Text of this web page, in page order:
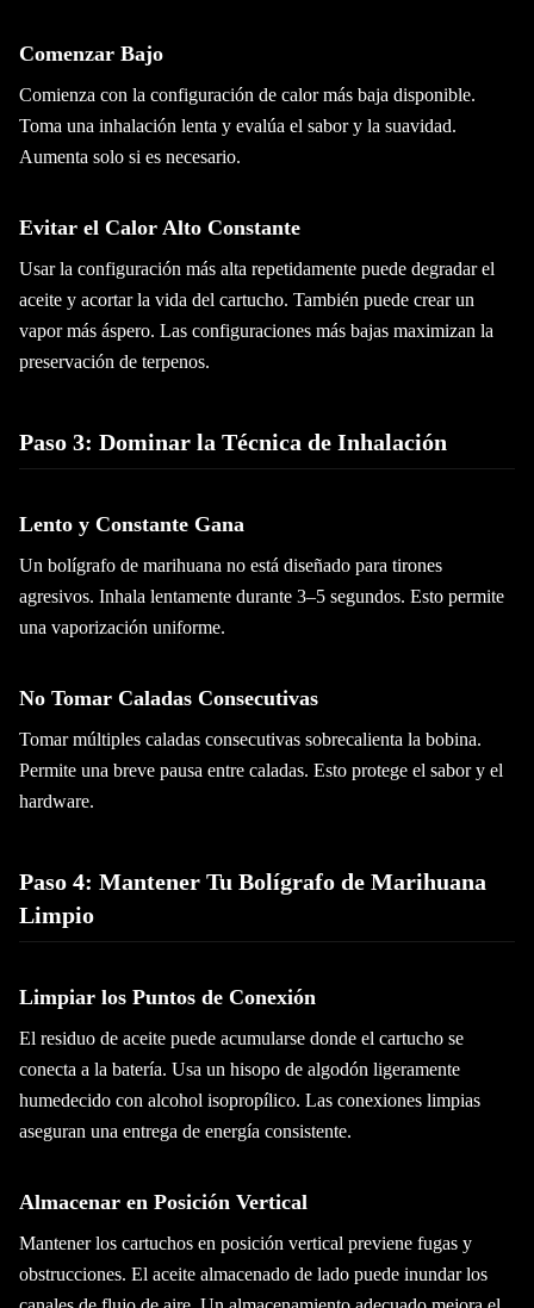
Comenzar Bajo
Comienza con la configuración de calor más baja disponible.
Toma una inhalación lenta y evalúa el sabor y la suavidad.
Aumenta solo si es necesario.
Evitar el Calor Alto Constante
Usar la configuración más alta repetidamente puede degradar el
aceite y acortar la vida del cartucho. También puede crear un
vapor más áspero. Las configuraciones más bajas maximizan la
preservación de terpenos.
Paso 3: Dominar la Técnica de Inhalación
Lento y Constante Gana
Un bolígrafo de marihuana no está diseñado para tirones
agresivos. Inhala lentamente durante 3–5 segundos. Esto permite
una vaporización uniforme.
No Tomar Caladas Consecutivas
Tomar múltiples caladas consecutivas sobrecalienta la bobina.
Permite una breve pausa entre caladas. Esto protege el sabor y el
hardware.
Paso 4: Mantener Tu Bolígrafo de Marihuana
Limpio
Limpiar los Puntos de Conexión
El residuo de aceite puede acumularse donde el cartucho se
conecta a la batería. Usa un hisopo de algodón ligeramente
humedecido con alcohol isopropílico. Las conexiones limpias
aseguran una entrega de energía consistente.
Almacenar en Posición Vertical
Mantener los cartuchos en posición vertical previene fugas y
obstrucciones. El aceite almacenado de lado puede inundar los